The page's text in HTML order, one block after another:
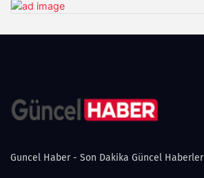
Guncel Haber - Son Dakika Güncel Haberler